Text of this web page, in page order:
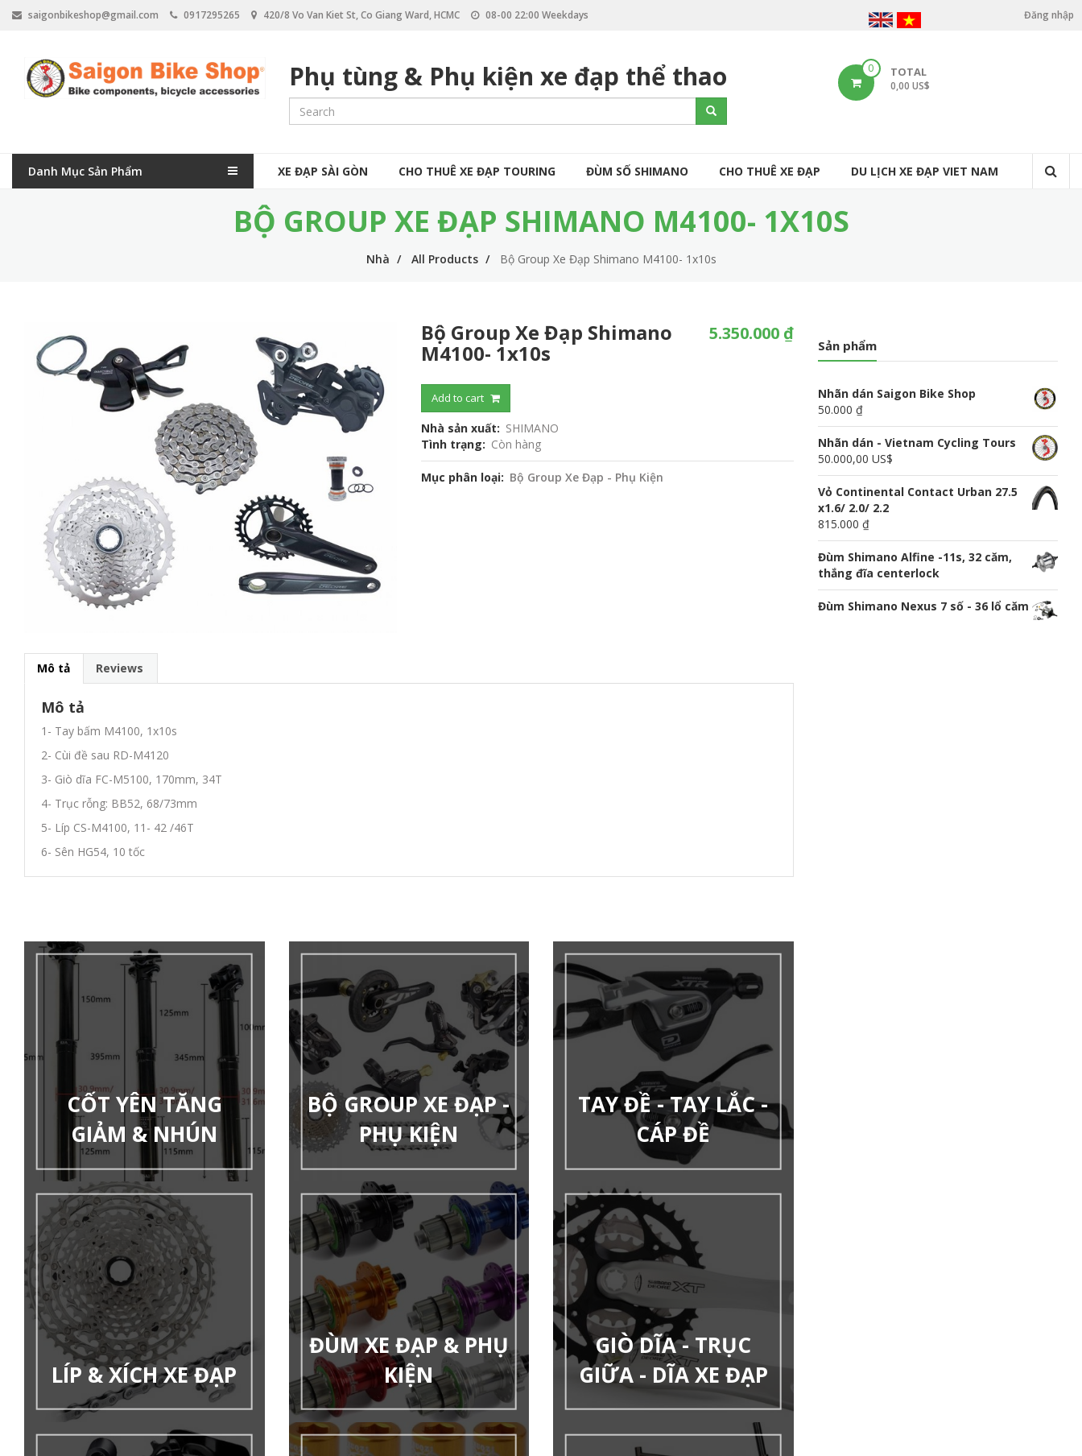
saigonbikeshop@gmail.com 0917295265 420/8 Vo Van Kiet St, Co Giang Ward, HCMC 08-00 22:00 Weekdays
U
Đăng nhập
Phụ tùng & Phụ kiện xe đạp thể thao
e
c
Search
0 TOTAL
0,00 US$
Danh Mục Sản Phẩm
M
i
g
a
t
n
XE ĐẠP SÀI GÒN CHO THUÊ XE ĐẠP TOURING ĐÙM SỐ SHIMANO CHO THUÊ XE ĐẠP DU LỊCH XE ĐẠP VIET NAM
BỘ GROUP XE ĐẠP SHIMANO M4100- 1X10S
Nhà All Products Bộ Group Xe Đạp Shimano M4100- 1x10s
Bộ Group Xe Đạp Shimano
M4100- 1x10s
5.350.000 ₫
Add to cart
Nhà sản xuất
SHIMANO
Tình trạng
Còn hàng
Mục phân loại Bộ Group Xe Đạp - Phụ Kiện
Mô tả Reviews
Mô tả
1- Tay bấm M4100, 1x10s
2- Cùi đề sau RD-M4120
3- Giò dĩa FC-M5100, 170mm, 34T
4- Trục rỗng: BB52, 68/73mm
5- Líp CS-M4100, 11- 42 /46T
6- Sên HG54, 10 tốc
CỐT YÊN TĂNG
GIẢM & NHÚN
BỘ GROUP XE ĐẠP -
PHỤ KIỆN
TAY ĐỀ - TAY LẮC -
CÁP ĐỀ
LÍP & XÍCH XE ĐẠP
ĐÙM XE ĐẠP & PHỤ
KIỆN
GIÒ DĨA - TRỤC
GIỮA - DĨA XE ĐẠP
Sản phẩm
Nhãn dán Saigon Bike Shop
50.000 ₫
Nhãn dán - Vietnam Cycling Tours
50.000,00 US$
Vỏ Continental Contact Urban 27.5
x1.6/ 2.0/ 2.2
815.000 ₫
Đùm Shimano Alfine -11s, 32 căm,
thắng đĩa centerlock
Đùm Shimano Nexus 7 số - 36 lổ căm